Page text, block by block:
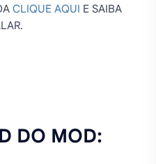
CLIQUE AQUI E SAIBA
DO MOD: